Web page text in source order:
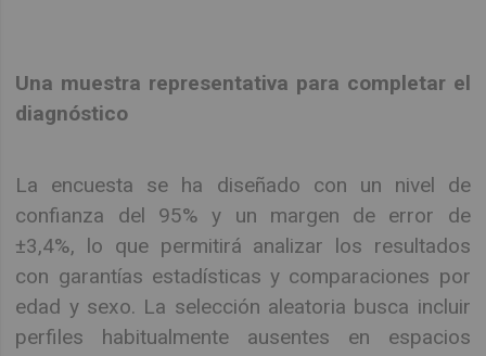
Una muestra representativa para completar el
diagnóstico
La encuesta se ha diseñado con un nivel de
confianza del 95% y un margen de error de
±3,4%, lo que permitirá analizar los resultados
con garantías estadísticas y comparaciones por
edad y sexo. La selección aleatoria busca incluir
perfiles habitualmente ausentes en espacios